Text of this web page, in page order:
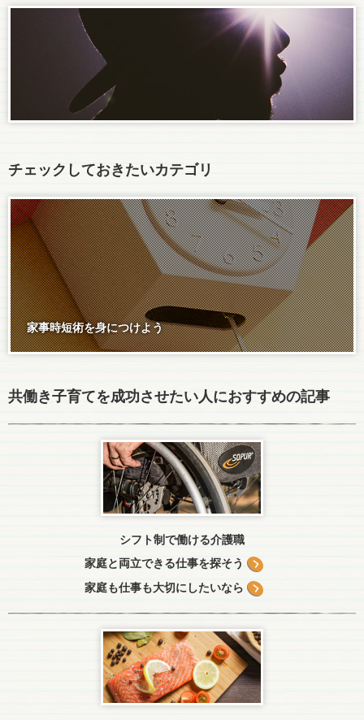
チェックしておきたいカテゴリ
家事時短術を身につけよう
共働き子育てを成功させたい人におすすめの記事
シフト制で働ける介護職
家庭と両立できる仕事を探そう
家庭も仕事も大切にしたいなら